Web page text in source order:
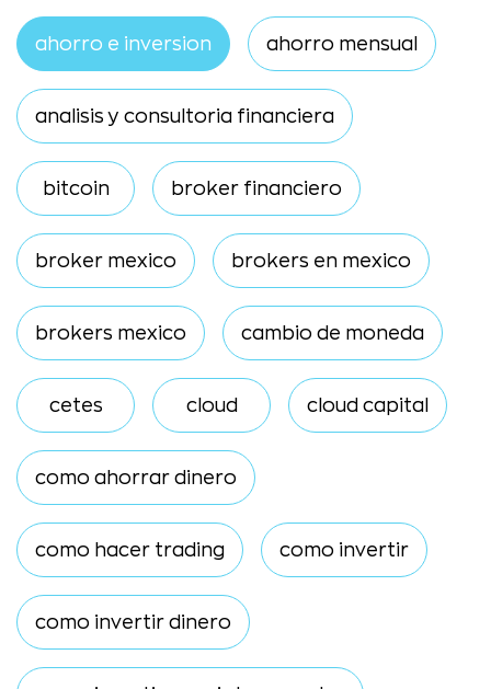
ahorro e inversion ahorro mensual
analisis y consultoria financiera
bitcoin broker financiero
broker mexico brokers en mexico
brokers mexico cambio de moneda
cetes cloud cloud capital
como ahorrar dinero
como hacer trading como invertir
como invertir dinero